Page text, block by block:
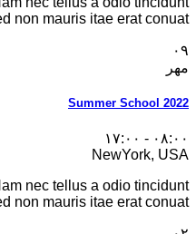
non mauris itae erat conuat
۰۹
مهر
Summer School 2022
۰۸:۰۰ - ۱۷:۰۰
NewYork, USA
nec tellus a odio tincidunt
non mauris itae erat conuat